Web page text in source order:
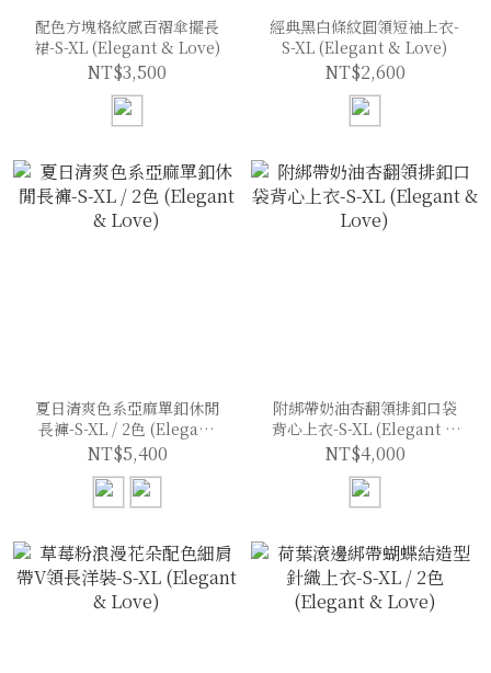
配色方塊格紋感百褶傘擺長
裙-S-XL (Elegant & Love)
NT$3,500
經典黑白條紋圓領短袖上衣-
S-XL (Elegant & Love)
NT$2,600
夏日清爽色系亞麻單釦休閒
長褲-S-XL / 2色 (Elegant
& Love)
NT$5,400
附綁帶奶油杏翻領排釦口袋
背心上衣-S-XL (Elegant &
Love)
NT$4,000